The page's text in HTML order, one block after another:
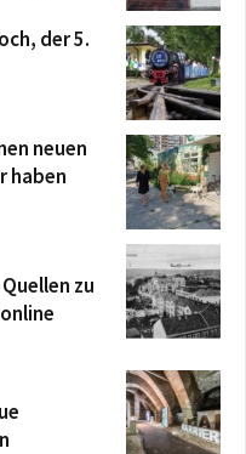
der 5.
neuen
haben
zu